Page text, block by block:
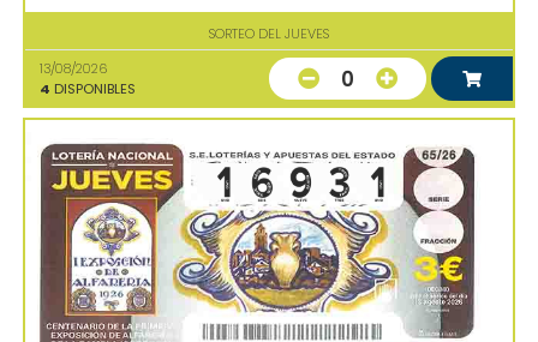
SORTEO DEL JUEVES
13/08/2026
4 DISPONIBLES 0